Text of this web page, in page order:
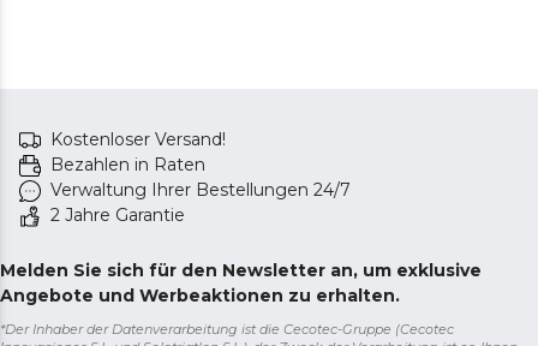
Kostenloser Versand!
Bezahlen in Raten
Verwaltung Ihrer Bestellungen 24/7
2 Jahre Garantie
Melden Sie sich für den Newsletter an, um exklusive
Angebote und Werbeaktionen zu erhalten.
*Der Inhaber der Datenverarbeitung ist die Cecotec-Gruppe (Cecotec